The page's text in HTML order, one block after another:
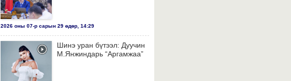
2026 оны 07-р сарын 29 өдөр, 14:29
Шинэ уран бүтээл: Дуучин
М.Янжиндарь “Аргамжаа”